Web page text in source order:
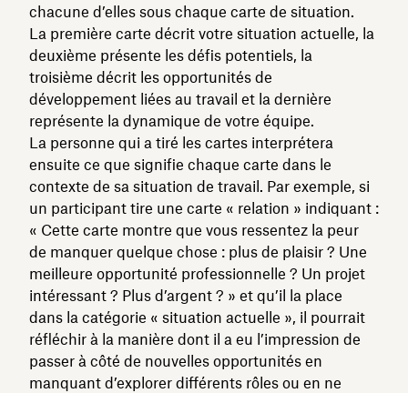
chacune d’elles sous chaque carte de situation.
La première carte décrit votre situation actuelle, la
deuxième présente les défis potentiels, la
troisième décrit les opportunités de
développement liées au travail et la dernière
représente la dynamique de votre équipe.
La personne qui a tiré les cartes interprétera
ensuite ce que signifie chaque carte dans le
contexte de sa situation de travail. Par exemple, si
un participant tire une carte « relation » indiquant :
« Cette carte montre que vous ressentez la peur
de manquer quelque chose : plus de plaisir ? Une
meilleure opportunité professionnelle ? Un projet
intéressant ? Plus d’argent ? » et qu’il la place
dans la catégorie « situation actuelle », il pourrait
réfléchir à la manière dont il a eu l’impression de
passer à côté de nouvelles opportunités en
manquant d’explorer différents rôles ou en ne